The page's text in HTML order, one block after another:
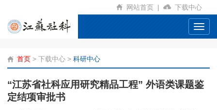
网站首页 | 下载中心
首页 > 下载中心 > 科研中心
“江苏省社科应用研究精品工程” 外语类课题鉴
定结项审批书